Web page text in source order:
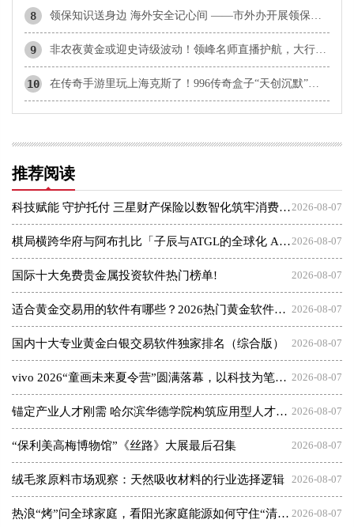
8 领保知识送身边 海外安全记心间 ——市外办开展领保大讲堂系列活动
9 非农夜黄金或迎史诗级波动！领峰名师直播护航，大行情一举擒获！
10 在传奇手游里玩上海克斯了！996传奇盒子“天创沉默”创意醒目
推荐阅读
2026-08-07
科技赋能 守护托付 三星财产保险以数智化筑牢消费者权益保护屏障
2026-08-07
棋局横跨华府与阿布扎比「子辰与ATGL的全球化 AI 资本突围战」
2026-08-07
国际十大免费贵金属投资软件热门榜单!
2026-08-07
适合黄金交易用的软件有哪些？2026热门黄金软件速览！
2026-08-07
国内十大专业黄金白银交易软件独家排名（综合版）
2026-08-07
vivo 2026“童画未来夏令营”圆满落幕，以科技为笔，绘就美育未来
2026-08-07
锚定产业人才刚需 哈尔滨华德学院构筑应用型人才成长高地
2026-08-07
“保利美高梅博物馆”《丝路》大展最后召集
2026-08-07
绒毛浆原料市场观察：天然吸收材料的行业选择逻辑
2026-08-07
热浪“烤”问全球家庭，看阳光家庭能源如何守住“清凉”底气